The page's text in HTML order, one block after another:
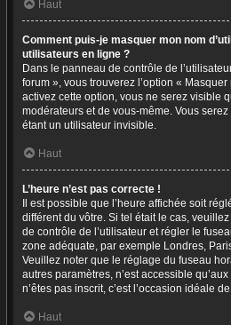
Haut
Comment puis-je masquer mon nom
utilisateurs en ligne ?
Dans le panneau de contrôle de
forum », vous trouverez l’option «
activez cette option, vous ne serez visible
modérateurs et de vous-même. Vous
étant un utilisateur invisible.
Haut
L’heure n’est pas correcte !
Il est possible que l’heure affichée soit
différent du vôtre. Si tel était le cas,
de contrôle de l’utilisateur et régler le
zone adéquate, par exemple Londres,
Veuillez noter que le réglage du fuseau
autres paramètres, n’est accessible
n’êtes pas inscrit, c’est l’occasion idéale
Haut